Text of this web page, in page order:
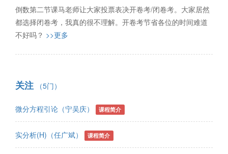
倒数第二节课马老师让大家投票表决开卷考/闭卷考。大家居然
都选择闭卷考，我真的很不理解。开卷考节省各位的时间难道
不好吗？ >>更多
关注 （5门）
微分方程引论（宁吴庆） 课程简介
实分析(H)（任广斌） 课程简介